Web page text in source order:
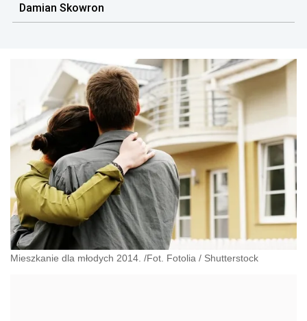
Damian Skowron
Mieszkanie dla młodych 2014. /Fot. Fotolia / Shutterstock